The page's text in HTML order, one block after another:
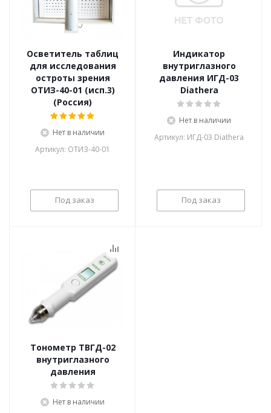
Осветитель таблиц
для исследования
остроты зрения
ОТИЗ-40-01 (исп.3)
(Россия)
Нет в наличии
Артикул: ОТИЗ-40-01
Под заказ
Индикатор
внутриглазного
давления ИГД-03
Diathera
Нет в наличии
Артикул: ИГД-03 Diathera
Под заказ
Тонометр ТВГД-02
внутриглазного
давления
Нет в наличии